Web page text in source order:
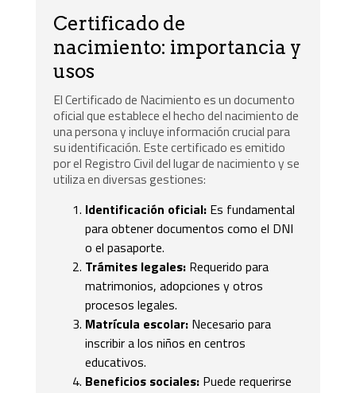
Certificado de
nacimiento: importancia y
usos
El Certificado de Nacimiento es un documento
oficial que establece el hecho del nacimiento de
una persona y incluye información crucial para
su identificación. Este certificado es emitido
por el Registro Civil del lugar de nacimiento y se
utiliza en diversas gestiones:
Identificación oficial: Es fundamental
para obtener documentos como el DNI
o el pasaporte.
Trámites legales: Requerido para
matrimonios, adopciones y otros
procesos legales.
Matrícula escolar: Necesario para
inscribir a los niños en centros
educativos.
Beneficios sociales: Puede requerirse